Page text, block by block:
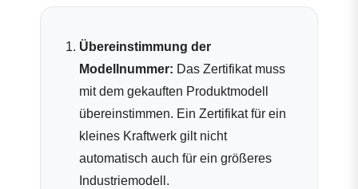
Übereinstimmung der
Modellnummer: Das Zertifikat muss
mit dem gekauften Produktmodell
übereinstimmen. Ein Zertifikat für ein
kleines Kraftwerk gilt nicht
automatisch auch für ein größeres
Industriemodell.